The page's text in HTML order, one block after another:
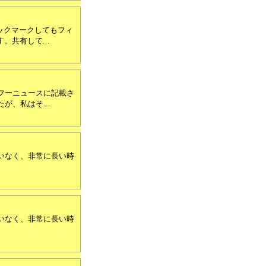
マークしてもフィ
。共有して...
ーニュースに記載さ
が、私はそ...
なく、非常に長い時
なく、非常に長い時